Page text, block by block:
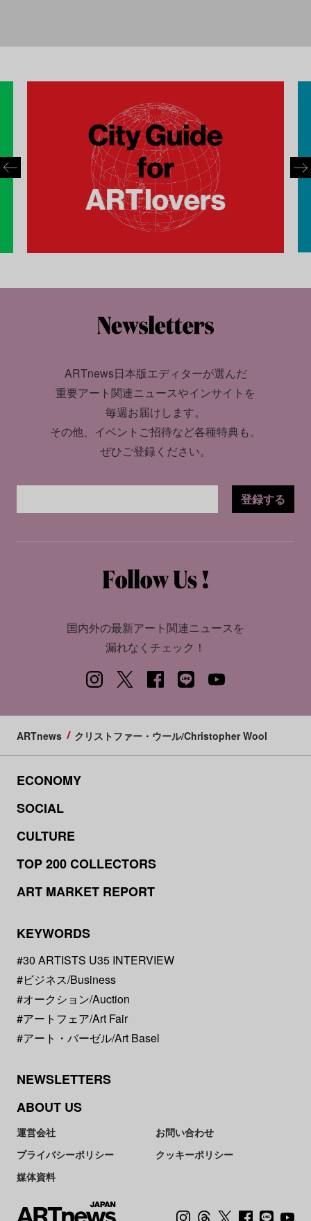
ARTnews日本版エディターが選んだ
重要アート関連ニュースやインサイトを
毎週お届けします。
その他、イベントご招待など各種特典も。
ぜひご登録ください。
登録する
国内外の最新アート関連ニュースを
漏れなくチェック！
ARTnews クリストファー・ウール/Christopher Wool
ECONOMY
SOCIAL
CULTURE
TOP 200 COLLECTORS
ART MARKET REPORT
KEYWORDS
#30 ARTISTS U35 INTERVIEW
#ビジネス/Business
#オークション/Auction
#アートフェア/Art Fair
#アート・バーゼル/Art Basel
NEWSLETTERS
ABOUT US
運営会社
お問い合わせ
プライバシーポリシー
クッキーポリシー
媒体資料